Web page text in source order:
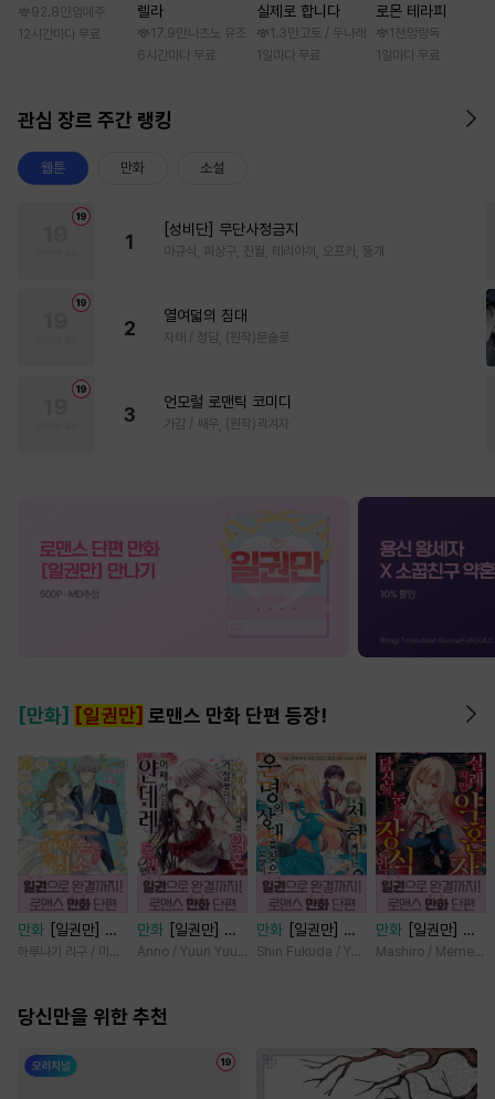
92.8만 임애주
12시간마다 무료
렐라
17.9만 나츠노 유조
6시간마다 무료
실제로 합니다
1.3만 고토 / 두나래
1일마다 무료
로몬 테라피
1천 망랑독
1일마다 무료
관심 장르 주간 랭킹
웹툰 만화 소설
1
[성비단] 무단사정금지
마규식, 피상구, 진월, 테리야끼, 오프카, 뚱개
2
열여덟의 침대
자태 / 청담, (원작)문슬로
3
언모럴 로맨틱 코미디
가감 / 쌔우, (원작)곽겨자
[만화] [일권만] 로맨스 만화 단편 등장!
만화
[일권만] 제
약혼은 취소되었습
하루나기 리구 / 미즈메
만화
[일권만] 왕
태자님과의 약혼을
변했습니다 [단행
Anno / Yuuri Yuudachi
만화
[일권만] 전
하께서는 오늘도
Shin Fukuda / Yoko Kurosu
만화
[일권만] 실
례지만 약혼자님,
Mashiro / Memeko
당신만을 위한 추천